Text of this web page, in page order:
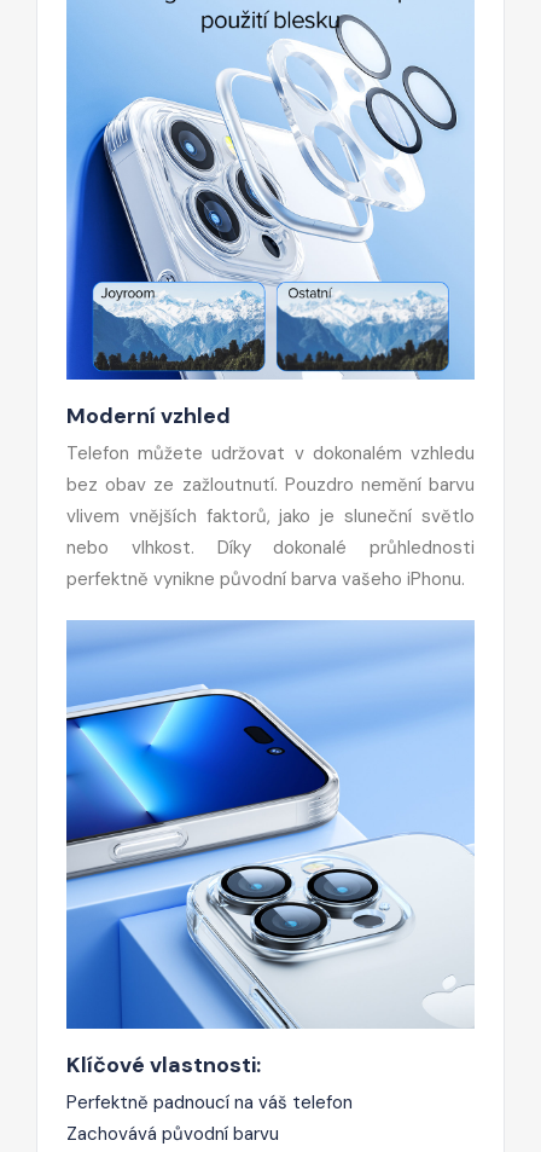
Moderní vzhled
Telefon můžete udržovat v dokonalém vzhledu
bez obav ze zažloutnutí. Pouzdro nemění barvu
vlivem vnějších faktorů, jako je sluneční světlo
nebo vlhkost. Díky dokonalé průhlednosti
perfektně vynikne původní barva vašeho iPhonu.
Klíčové vlastnosti:
Perfektně padnoucí na váš telefon
Zachovává původní barvu